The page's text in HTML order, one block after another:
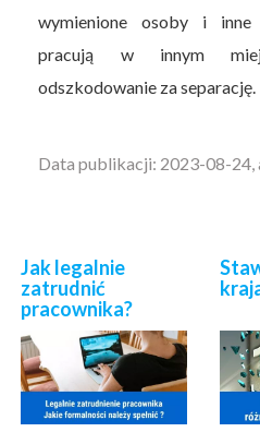
wymienione osoby i inne
pracują w innym
odszkodowanie za separację.
Data publikacji: 2023-08-24,
Jak legalnie
zatrudnić
pracownika?